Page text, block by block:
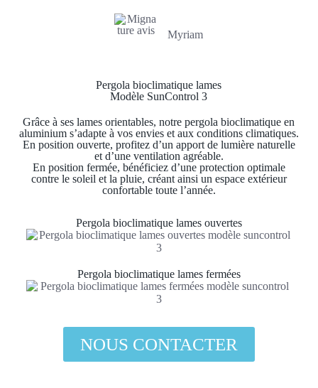
Myriam
Pergola bioclimatique lames
Modèle SunControl 3
Grâce à ses lames orientables, notre pergola bioclimatique en
aluminium s’adapte à vos envies et aux conditions climatiques.
En position ouverte, profitez d’un apport de lumière naturelle
et d’une ventilation agréable.
En position fermée, bénéficiez d’une protection optimale
contre le soleil et la pluie, créant ainsi un espace extérieur
confortable toute l’année.
Pergola bioclimatique lames ouvertes
Pergola bioclimatique lames fermées
NOUS CONTACTER